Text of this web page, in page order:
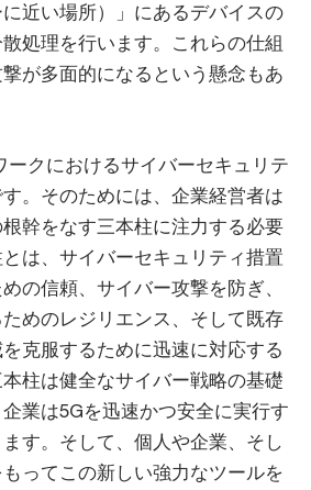
に近い場所）」にあるデバイスの
処理を行います。これらの仕組
が多面的になるという懸念もあ
ークにおけるサイバーセキュリテ
。そのためには、企業経営者は
幹をなす三本柱に注力する必要
は、サイバーセキュリティ措置
の信頼、サイバー攻撃を防ぎ、
めのレジリエンス、そして既存
克服するために迅速に対応する
柱は健全なサイバー戦略の基礎
業は5Gを迅速かつ安全に実行す
す。そして、個人や企業、そし
ってこの新しい強力なツールを